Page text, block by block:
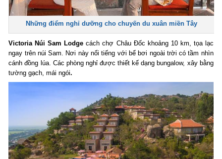
Những điểm nghỉ dưỡng cho chuyến du xuân miền Tây
Victoria Núi Sam Lodge cách chợ Châu Đốc khoảng 10 km, tọa lạc
ngay trên núi Sam. Nơi này nổi tiếng với bể bơi ngoài trời có tầm nhìn
cánh đồng lúa. Các phòng nghỉ được thiết kế dạng bungalow, xây bằng
tường gạch, mái ngói.